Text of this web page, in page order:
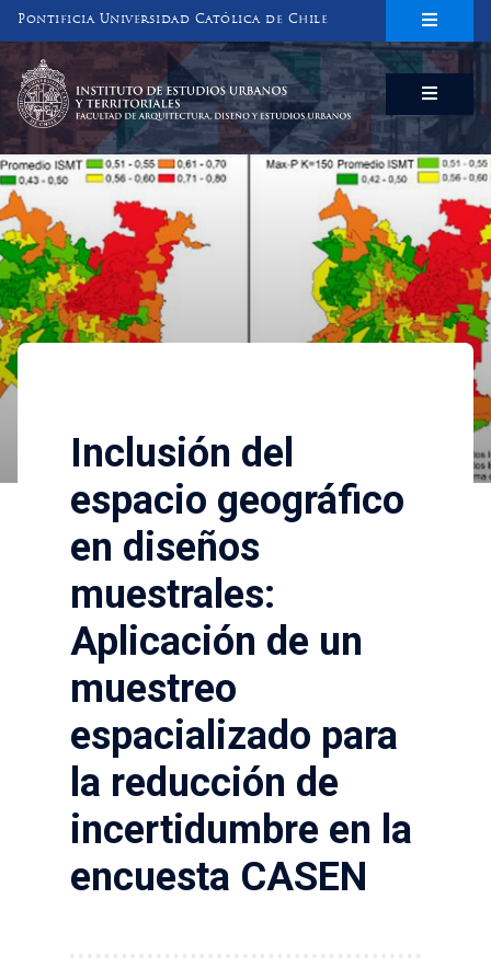
Pontificia Universidad Católica de Chile
INSTITUTO DE ESTUDIOS URBANOS
Y TERRITORIALES
FACULTAD DE ARQUITECTURA, DISEÑO Y ESTUDIOS URBANOS
Inclusión del espacio
Inclusión del
espacio geográfico
en diseños
muestrales:
Aplicación de un
muestreo
espacializado para
la reducción de
incertidumbre en la
encuesta CASEN